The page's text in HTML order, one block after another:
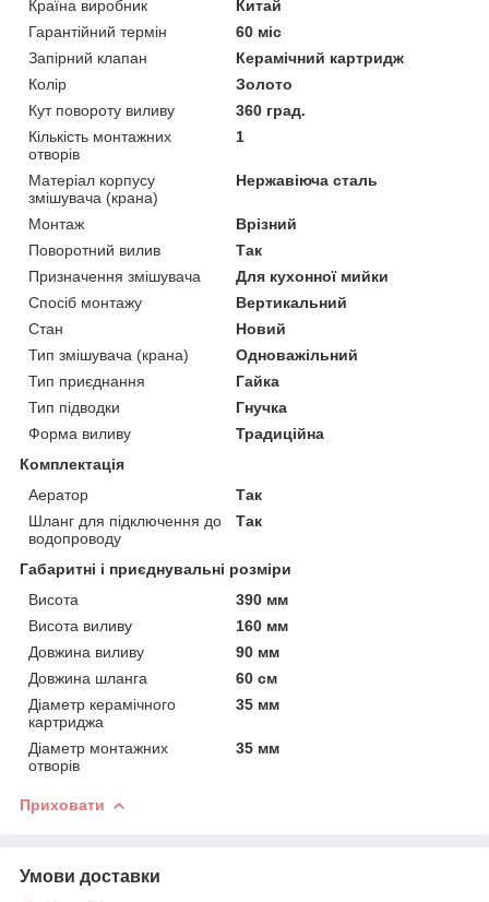
Країна виробник
Китай
Гарантійний термін
60 міс
Запірний клапан
Керамічний картридж
Колір
Золото
Кут повороту виливу
360 град.
Кількість монтажних
отворів
1
Матеріал корпусу
змішувача (крана)
Нержавіюча сталь
Монтаж
Врізний
Поворотний вилив
Так
Призначення змішувача
Для кухонної мийки
Спосіб монтажу
Вертикальний
Стан
Новий
Тип змішувача (крана)
Одноважільний
Тип приєднання
Гайка
Тип підводки
Гнучка
Форма виливу
Традиційна
Комплектація
Аератор
Так
Шланг для підключення до
водопроводу
Так
Габаритні і приєднувальні розміри
Висота
390 мм
Висота виливу
160 мм
Довжина виливу
90 мм
Довжина шланга
60 см
Діаметр керамічного
картриджа
35 мм
Діаметр монтажних
отворів
35 мм
Приховати
Умови доставки